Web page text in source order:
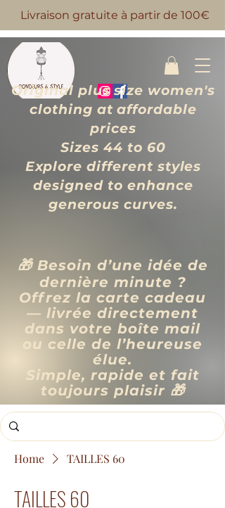
Livraison gratuite à partir de 100€
Original plus size women's
clothing at affordable
prices
Sizes 44 to 60
Explore different styles
designed to enhance
generous curves.
🎁 Besoin d’une idée de
dernière minute ?
Offrez la carte cadeau
— livrée directement
dans votre boîte mail
ou celle de l’heureuse
élue.
Simple, rapide et fait
toujours plaisir 🎁
Home TAILLES 60
TAILLES 60